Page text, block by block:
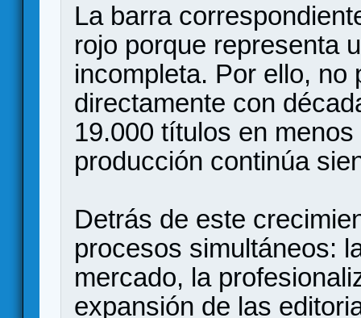
La barra
rojo porque representa
incompleta. Por ello, no
directamente con
19.000 títulos en
producción continúa
Detrás de este
procesos simultáneos:
mercado, la
expansión de las